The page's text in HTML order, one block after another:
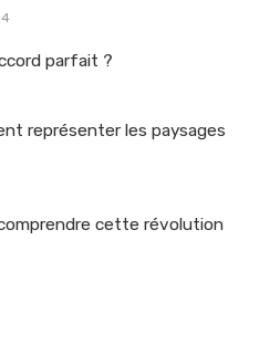
parfait ?
représenter les paysages
cette révolution